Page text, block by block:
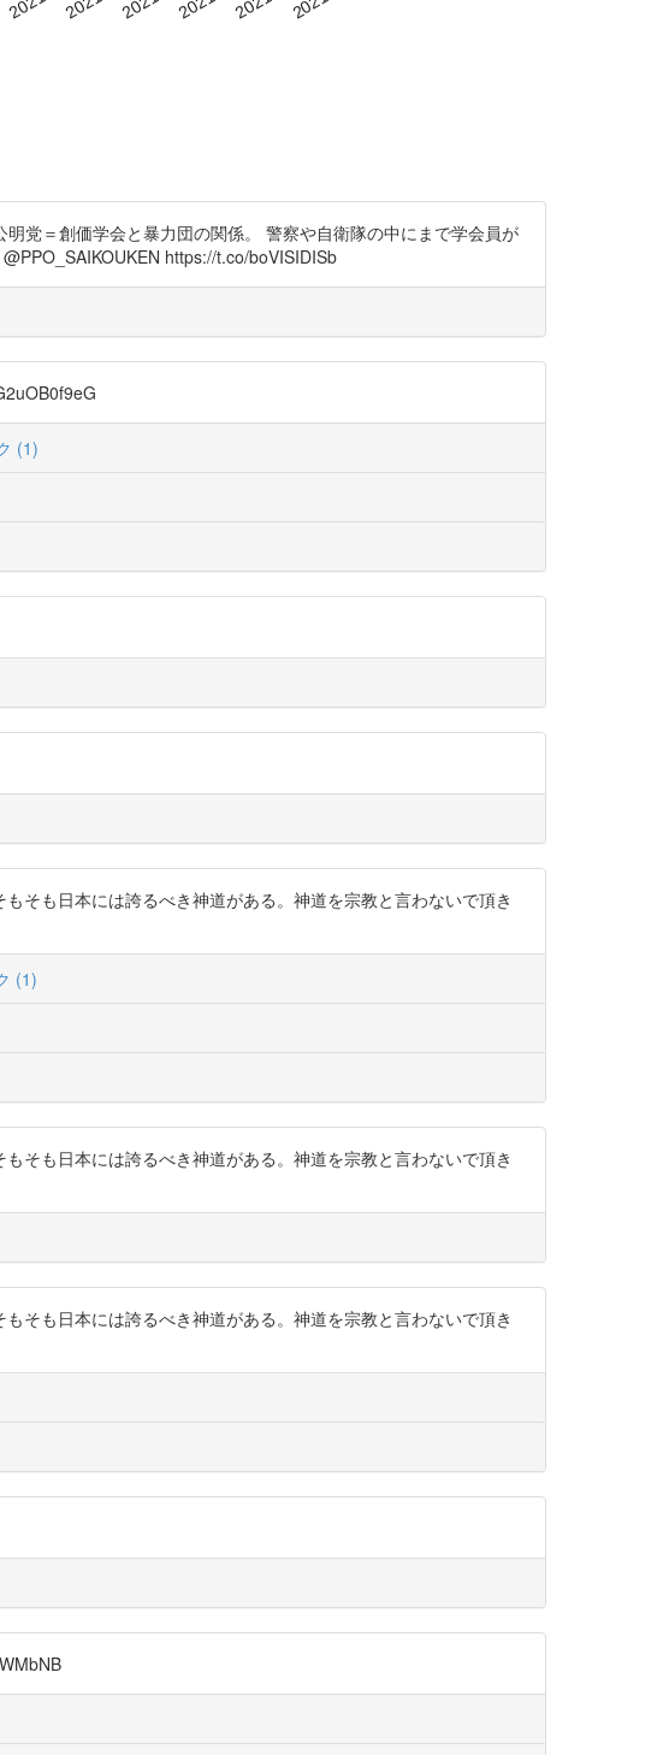
党＝創価学会と暴力団の関係。 警察や自衛隊の中にまで学会員が
https://t.co/boVISIDISb
(1)
そも日本には誇るべき神道がある。神道を宗教と言わないで頂き
(1)
そも日本には誇るべき神道がある。神道を宗教と言わないで頂き
そも日本には誇るべき神道がある。神道を宗教と言わないで頂き